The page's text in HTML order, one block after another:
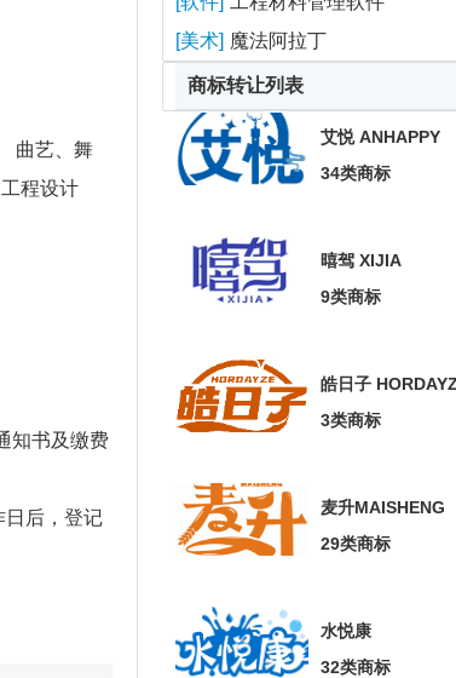
曲艺、舞
程设计
知书及缴费
日后，登记
[美术] 魔法阿拉丁
商标转让列表
艾悦 ANHAPPY
34类商标
暿驾 XIJIA
9类商标
皓日子
3类商标
麦升MAISHENG
29类商标
水悦康
32类商标